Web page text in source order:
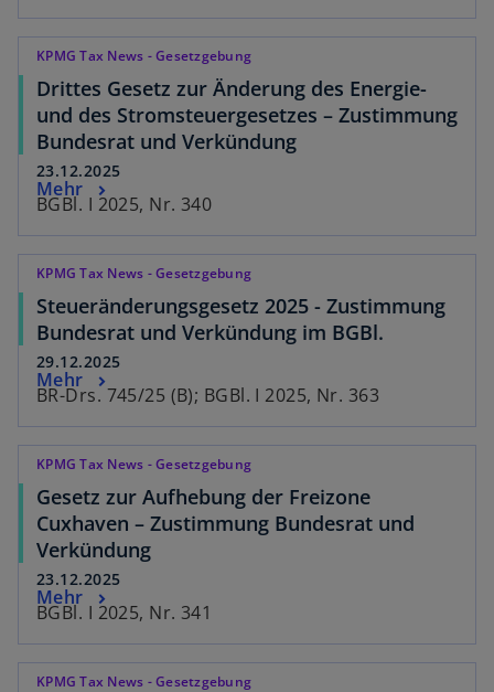
KPMG Tax News - Gesetzgebung
Drittes Gesetz zur Änderung des Energie-
und des Stromsteuergesetzes – Zustimmung
Bundesrat und Verkündung
23.12.2025
BGBl. I 2025, Nr. 340
Mehr
KPMG Tax News - Gesetzgebung
Steueränderungsgesetz 2025 - Zustimmung
Bundesrat und Verkündung im BGBl.
29.12.2025
BR-Drs. 745/25 (B); BGBl. I 2025, Nr. 363
Mehr
KPMG Tax News - Gesetzgebung
Gesetz zur Aufhebung der Freizone
Cuxhaven – Zustimmung Bundesrat und
Verkündung
23.12.2025
BGBl. I 2025, Nr. 341
Mehr
KPMG Tax News - Gesetzgebung